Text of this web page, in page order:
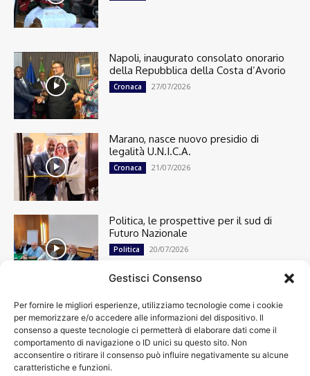
Gestisci Consenso
Per fornire le migliori esperienze, utilizziamo tecnologie come i cookie
per memorizzare e/o accedere alle informazioni del dispositivo. Il
consenso a queste tecnologie ci permetterà di elaborare dati come il
comportamento di navigazione o ID unici su questo sito. Non
acconsentire o ritirare il consenso può influire negativamente su alcune
caratteristiche e funzioni.
Napoli, inaugurato consolato onorario
della Repubblica della Costa d’Avorio
Cronaca 27/07/2026
Marano, nasce nuovo presidio di
legalità U.N.I.C.A.
Cronaca 21/07/2026
Politica, le prospettive per il sud di
Futuro Nazionale
Politica 20/07/2026
Cronaca
13495
Attualità
7301
top
News
4209
Cultura